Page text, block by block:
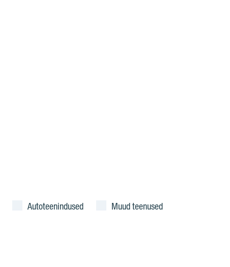
Autoteenindused Muud teenused